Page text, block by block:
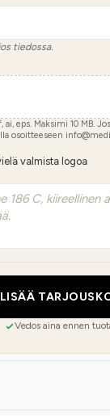
tiedossa.
ai, eps. Maksimi 10 MB.
osoitteeseen
valmista logoa
LISÄÄ
Vedos aina ennen